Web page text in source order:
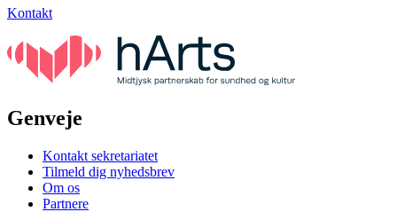
Kontakt
Genveje
Kontakt sekretariatet
Tilmeld dig nyhedsbrev
Om os
Partnere